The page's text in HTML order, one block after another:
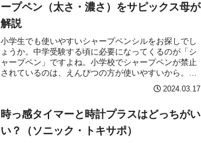
ープペン（太さ・濃さ）をサピックス母が
解説
小学生でも使いやすいシャープペンシルをお探しでし
ょうか。中学受験する頃に必要になってくるのが「シ
ャープペン」ですよね。小学校でシャープペンが禁止
されているのは、えんぴつの方が使いやすいから。と
はいえ、サピックスや早稲アカ、日能研、四谷大塚に...
2024.03.17
時っ感タイマーと時計プラスはどっちがい
い？（ソニック・トキサポ）